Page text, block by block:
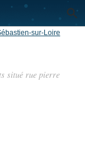
sur-Loire
situé rue pierre